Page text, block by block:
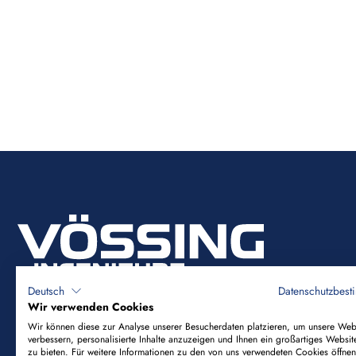
Deutsch
Wir verwenden Cookies
Wir können diese zur Analyse unserer Besucherdaten platzieren, um unsere
verbessern, personalisierte Inhalte anzuzeigen und Ihnen ein großartiges
zu bieten. Für weitere Informationen zu den von uns verwendeten Cookies